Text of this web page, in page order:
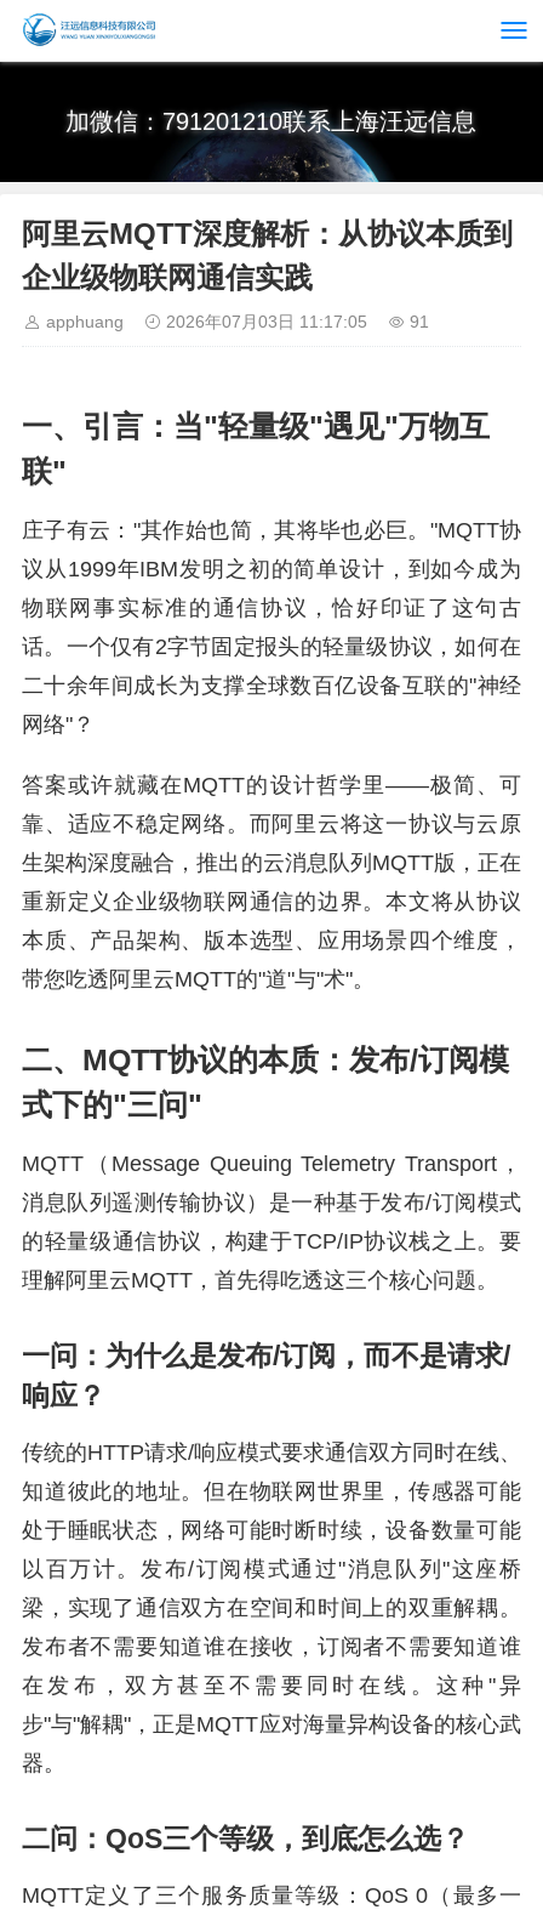
加微信：791201210联系上海汪远信息
阿里云MQTT深度解析：从协议本质到
企业级物联网通信实践
apphuang 2026年07月03日 11:17:05 91
一、引言：当"轻量级"遇见"万物互
联"
庄子有云："其作始也简，其将毕也必巨。"MQTT协
议从1999年IBM发明之初的简单设计，到如今成为
物联网事实标准的通信协议，恰好印证了这句古
话。一个仅有2字节固定报头的轻量级协议，如何在
二十余年间成长为支撑全球数百亿设备互联的"神经
网络"？
答案或许就藏在MQTT的设计哲学里——极简、可
靠、适应不稳定网络。而阿里云将这一协议与云原
生架构深度融合，推出的云消息队列MQTT版，正在
重新定义企业级物联网通信的边界。本文将从协议
本质、产品架构、版本选型、应用场景四个维度，
带您吃透阿里云MQTT的"道"与"术"。
二、MQTT协议的本质：发布/订阅模
式下的"三问"
MQTT（Message Queuing Telemetry Transport，
消息队列遥测传输协议）是一种基于发布/订阅模式
的轻量级通信协议，构建于TCP/IP协议栈之上。要
理解阿里云MQTT，首先得吃透这三个核心问题。
一问：为什么是发布/订阅，而不是请求/
响应？
传统的HTTP请求/响应模式要求通信双方同时在线、
知道彼此的地址。但在物联网世界里，传感器可能
处于睡眠状态，网络可能时断时续，设备数量可能
以百万计。发布/订阅模式通过"消息队列"这座桥
梁，实现了通信双方在空间和时间上的双重解耦。
发布者不需要知道谁在接收，订阅者不需要知道谁
在发布，双方甚至不需要同时在线。这种"异
步"与"解耦"，正是MQTT应对海量异构设备的核心武
器。
二问：QoS三个等级，到底怎么选？
MQTT定义了三个服务质量等级：QoS 0（最多一